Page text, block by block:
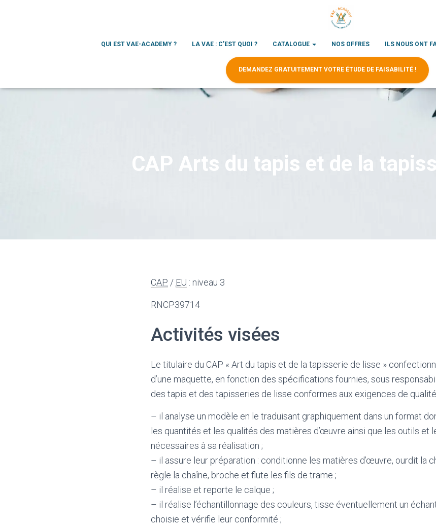
QUI EST VAE-ACADEMY ? LA VAE : C’EST QUOI ? CATALOGUE NOS OFFRES ILS NOUS ONT
DEMANDEZ GRATUITEMENT VOTRE ÉTUDE DE FAISABILITÉ !
CAP Arts du tapis et de la
CAP / EU : niveau 3
RNCP39714
Activités visées
Le titulaire du CAP « Art du tapis et de la tapisserie de lisse »
d’une maquette, en fonction des spécifications fournies, sous
des tapis et des tapisseries de lisse conformes aux exigences de qualité
– il analyse un modèle en le traduisant graphiquement dans un format
les quantités et les qualités des matières d’œuvre ainsi que les outils et
nécessaires à sa réalisation ;
– il assure leur préparation : conditionne les matières d’œuvre, ourdit la
règle la chaîne, broche et flute les fils de trame ;
– il réalise et reporte le calque ;
– il réalise l’échantillonnage des couleurs, tisse éventuellement un
choisie et vérifie leur conformité ;